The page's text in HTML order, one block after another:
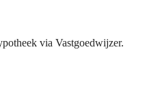
via Vastgoedwijzer.